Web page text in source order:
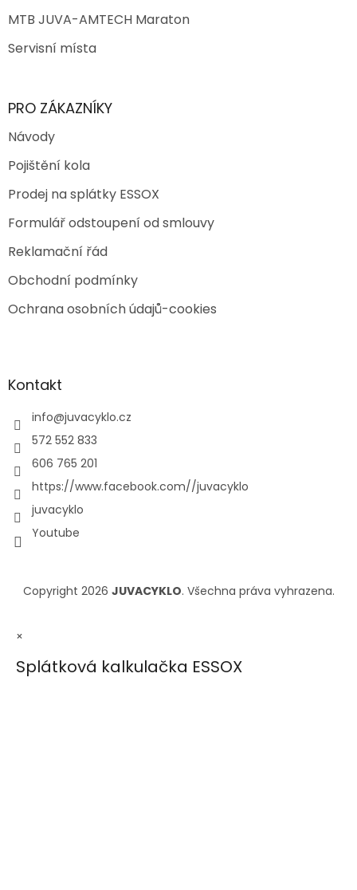
MTB JUVA-AMTECH Maraton
Servisní místa
PRO ZÁKAZNÍKY
Návody
Pojištění kola
Prodej na splátky ESSOX
Formulář odstoupení od smlouvy
Reklamační řád
Obchodní podmínky
Ochrana osobních údajů-cookies
Kontakt
info@juvacyklo.cz
572 552 833
606 765 201
https://www.facebook.com//juvacyklo
juvacyklo
Youtube
Copyright 2026 JUVACYKLO. Všechna práva vyhrazena.
×
Splátková kalkulačka ESSOX